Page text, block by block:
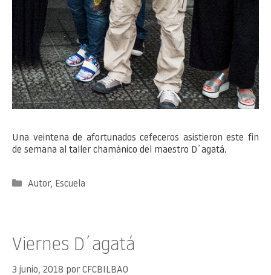
Una veintena de afortunados cefeceros asistieron este fin
de semana al taller chamánico del maestro D´agatá.
Categorías
Autor, Escuela
Viernes D´agatá
3 junio, 2018 por CFCBILBAO